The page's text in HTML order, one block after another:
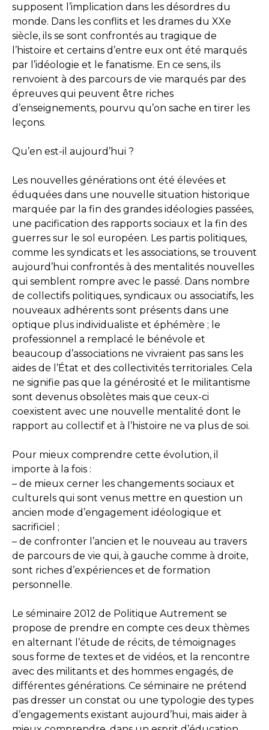
supposent l’implication dans les désordres du
monde. Dans les conflits et les drames du XXe
siècle, ils se sont confrontés au tragique de
l’histoire et certains d’entre eux ont été marqués
par l’idéologie et le fanatisme. En ce sens, ils
renvoient à des parcours de vie marqués par des
épreuves qui peuvent être riches
d’enseignements, pourvu qu’on sache en tirer les
leçons.
Qu’en est-il aujourd’hui ?
Les nouvelles générations ont été élevées et
éduquées dans une nouvelle situation historique
marquée par la fin des grandes idéologies passées,
une pacification des rapports sociaux et la fin des
guerres sur le sol européen. Les partis politiques,
comme les syndicats et les associations, se trouvent
aujourd’hui confrontés à des mentalités nouvelles
qui semblent rompre avec le passé. Dans nombre
de collectifs politiques, syndicaux ou associatifs, les
nouveaux adhérents sont présents dans une
optique plus individualiste et éphémère ; le
professionnel a remplacé le bénévole et
beaucoup d’associations ne vivraient pas sans les
aides de l’État et des collectivités territoriales. Cela
ne signifie pas que la générosité et le militantisme
sont devenus obsolètes mais que ceux-ci
coexistent avec une nouvelle mentalité dont le
rapport au collectif et à l’histoire ne va plus de soi.
Pour mieux comprendre cette évolution, il
importe à la fois :
– de mieux cerner les changements sociaux et
culturels qui sont venus mettre en question un
ancien mode d’engagement idéologique et
sacrificiel ;
– de confronter l’ancien et le nouveau au travers
de parcours de vie qui, à gauche comme à droite,
sont riches d’expériences et de formation
personnelle.
Le séminaire 2012 de Politique Autrement se
propose de prendre en compte ces deux thèmes
en alternant l’étude de récits, de témoignages
sous forme de textes et de vidéos, et la rencontre
avec des militants et des hommes engagés, de
différentes générations. Ce séminaire ne prétend
pas dresser un constat ou une typologie des types
d’engagements existant aujourd’hui, mais aider à